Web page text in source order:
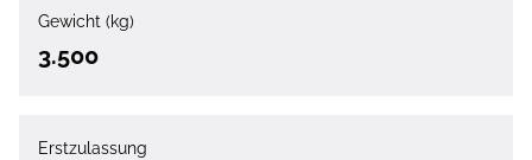
Gewicht (kg)
3.500
Erstzulassung